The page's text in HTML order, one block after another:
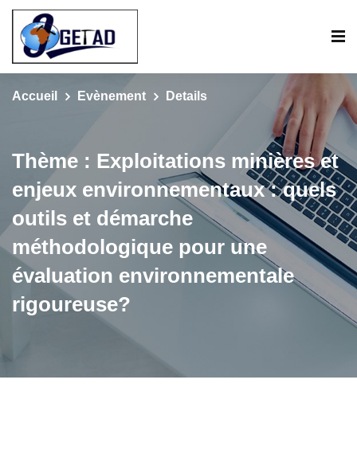
Accueil Evènement Details
Thème : Exploitations minières et
enjeux environnementaux : quels
outils et démarche
méthodologique pour une
évaluation environnementale
rigoureuse?